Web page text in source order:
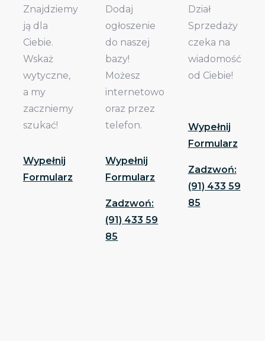
Znajdziemy
ją dla
Ciebie.
Wskaż
wytyczne,
a my
zaczniemy
szukać!
Wypełnij
Formularz
Dodaj
ogłoszenie
do naszej
bazy!
Możesz
internetowo
oraz przez
telefon.
Wypełnij
Formularz
Zadzwoń:
(91) 433 59
85
Dział
Sprzedaży
czeka na
wiadomość
od Ciebie!
Wypełnij
Formularz
Zadzwoń:
(91) 433 59
85